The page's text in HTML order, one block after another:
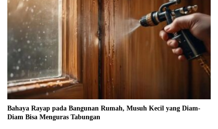
Bahaya Rayap pada Bangunan Rumah, Musuh Kecil yang Diam-
Diam Bisa Menguras Tabungan